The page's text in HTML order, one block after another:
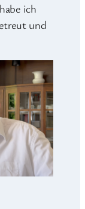
ich
und